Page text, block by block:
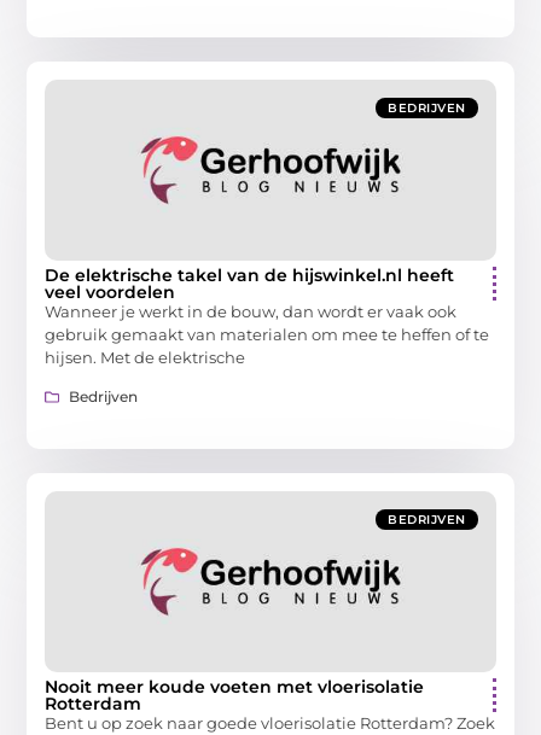
BEDRIJVEN
De elektrische takel van de hijswinkel.nl heeft
veel voordelen
Wanneer je werkt in de bouw, dan wordt er vaak ook
gebruik gemaakt van materialen om mee te heffen of te
hijsen. Met de elektrische
Bedrijven
BEDRIJVEN
Nooit meer koude voeten met vloerisolatie
Rotterdam
Bent u op zoek naar goede vloerisolatie Rotterdam? Zoek